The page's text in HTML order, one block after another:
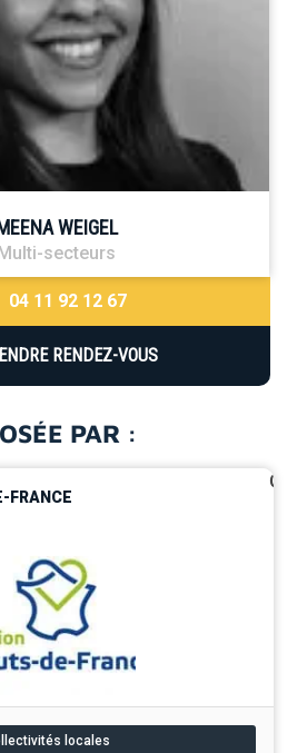
MEENA WEIGEL
secteurs
04 11 92 12 67
RENDEZ-VOUS
PAR :
FRANCE
0
locales